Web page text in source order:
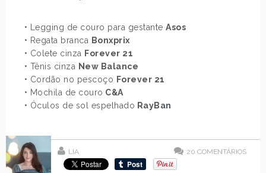
• Legging de couro para gestanteAsos
• Regata branca Bonxprix
• Colete cinza Forever 21
• Tênis cinza New Balance
• Cordão no pescoço Forever 21
• Mochila de couro C&A
• Óculos de sol espelhado RayBan
LIA 20 COMENTÁRIOS